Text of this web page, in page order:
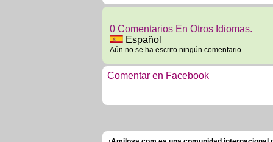
0 Comentarios En Otros Idiomas.
Español
Aún no se ha escrito ningún comentario.
Comentar en Facebook